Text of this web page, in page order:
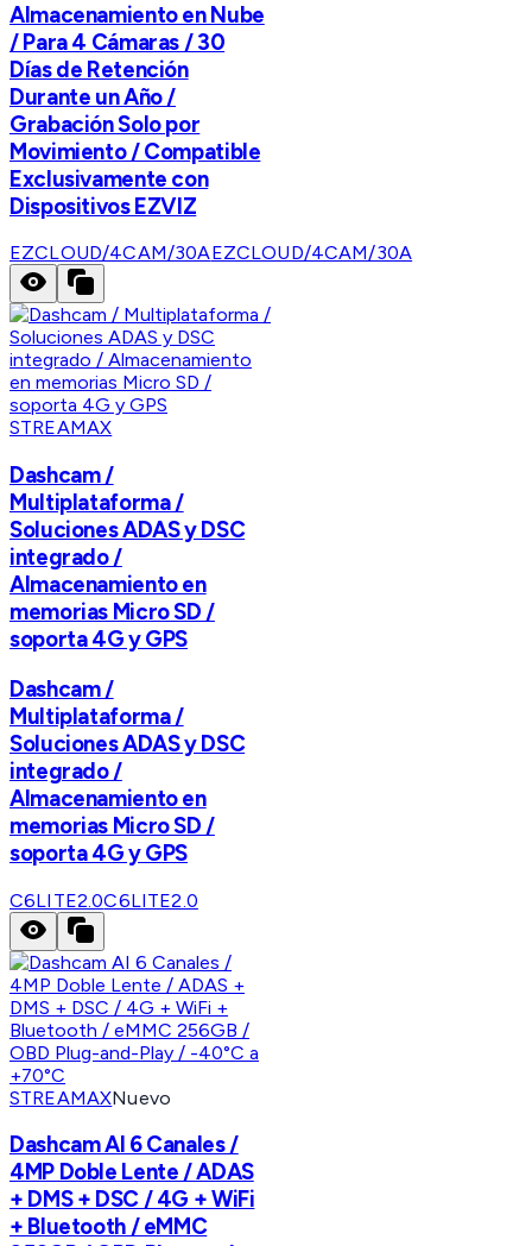
Almacenamiento en Nube
/ Para 4 Cámaras / 30
Días de Retención
Durante un Año /
Grabación Solo por
Movimiento / Compatible
Exclusivamente con
Dispositivos EZVIZ
EZCLOUD/4CAM/30AEZCLOUD/4CAM/30A
STREAMAX
Dashcam /
Multiplataforma /
Soluciones ADAS y DSC
integrado /
Almacenamiento en
memorias Micro SD /
soporta 4G y GPS
Dashcam /
Multiplataforma /
Soluciones ADAS y DSC
integrado /
Almacenamiento en
memorias Micro SD /
soporta 4G y GPS
C6LITE2.0C6LITE2.0
STREAMAXNuevo
Dashcam AI 6 Canales /
4MP Doble Lente / ADAS
+ DMS + DSC / 4G + WiFi
+ Bluetooth / eMMC